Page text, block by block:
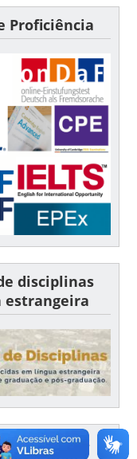
Proficiência
disciplinas
estrangeira